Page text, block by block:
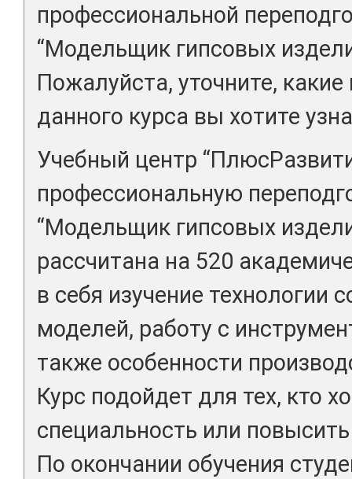
профессиональной
“Модельщик гипсовых
Пожалуйста, уточните,
данного курса вы хотите
Учебный центр
профессиональную
“Модельщик гипсовых
рассчитана на 520
в себя изучение технологии
моделей, работу с
также особенности
Курс подойдет для тех, кто
специальность или
По окончании обучения